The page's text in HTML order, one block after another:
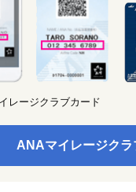
レージクラブカード
ANAマイレージクラ